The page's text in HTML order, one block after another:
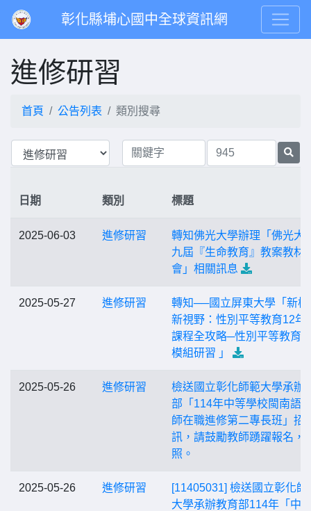
彰化縣埔心國中全球資訊網
進修研習
首頁 公告列表 類別搜尋
日期 類別 標題
2025-06-03 進修研習
轉知佛光大學辦理「佛光大
九屆『生命教育』教案教材
會」相關訊息
2025-05-27 進修研習
轉知──國立屏東大學「新
新視野：性別平等教育12年
課程全攻略─性別平等教育
模組研習 」
2025-05-26 進修研習
檢送國立彰化師範大學承辦
部「114年中等學校閩南語
師在職進修第二專長班」招
訊，請鼓勵教師踴躍報名，
照。
2025-05-26 進修研習
[11405031] 檢送國立彰化師
大學承辦教育部114年「中